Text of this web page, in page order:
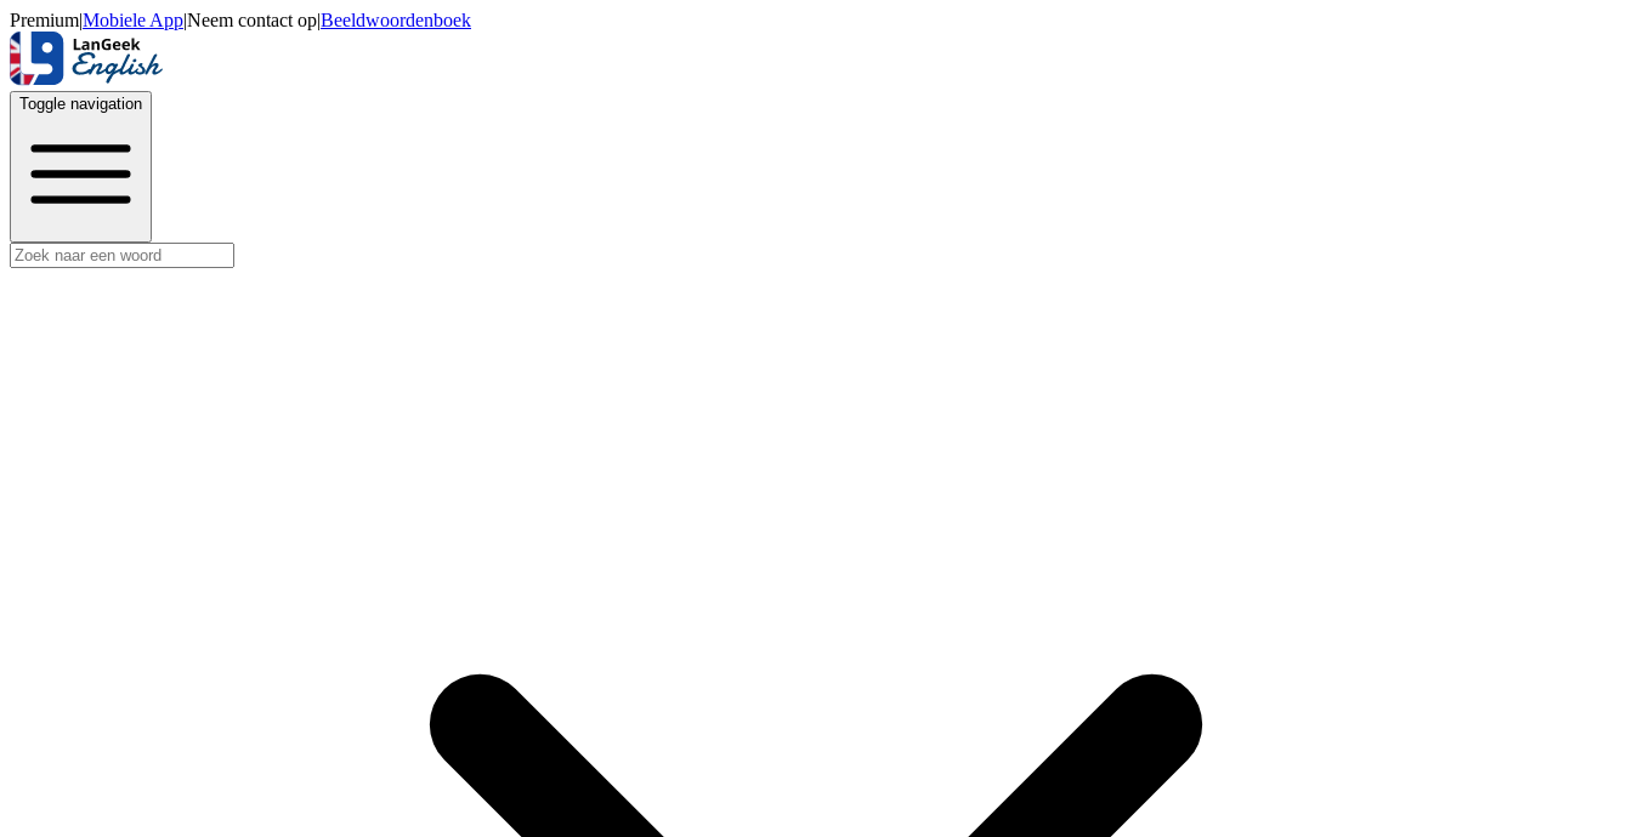
Premium|Mobiele App|Neem contact op|Beeldwoordenboek
Toggle navigation